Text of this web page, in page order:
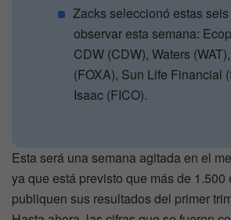
Zacks seleccionó estas
observar esta semana:
CDW (CDW), Waters
(FOXA), Sun Life Financial
Isaac (FICO).
Esta será una semana agitada en el
ya que está previsto que más de 1.500
publiquen sus resultados del primer